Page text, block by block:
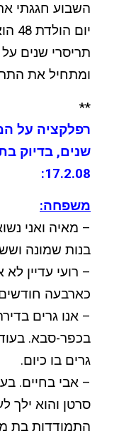
השבוע חגגתי את
תריסרי שנים
ומתחיל את
**
שנים, בדיוק
17.2.08:
משפחה:
– מאיה ואני
בנות שמונה
– רועי עדיין לא
כארבעה
– אנו גרים
בכפר-סבא.
גרים בו כיום.
– אבי בחיים.
התמודדות בת